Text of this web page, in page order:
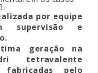
por equipe
supervisão e
geração na
tetravalente
fabricadas pelo